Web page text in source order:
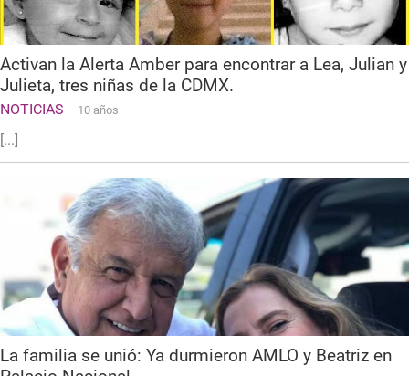
Activan la Alerta Amber para encontrar a Lea, Julian y
Julieta, tres niñas de la CDMX.
NOTICIAS 10 años
[...]
La familia se unió: Ya durmieron AMLO y Beatriz en